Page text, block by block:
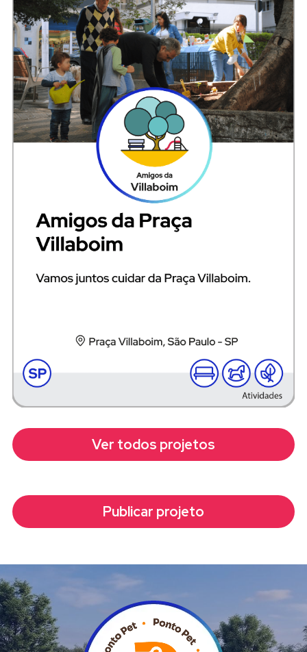
Ver todos projetos
Publicar projeto